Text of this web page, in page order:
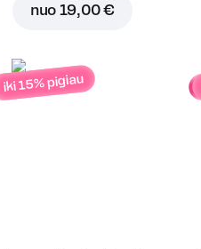
nuo 19,00 €
iki 15% pigiau